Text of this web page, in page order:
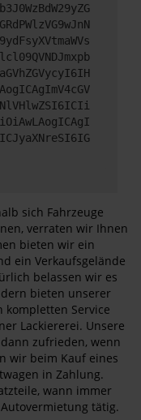
sich Fahrzeuge
verraten wir Ihnen
bieten wir ein
ein Verkaufsgelände
belassen wir es
bieten unserer
kompletten Service
Lackiererei. Unsere
zufrieden, wenn
wir beim Kauf eines
in Zahlung.
wann immer
tätig.